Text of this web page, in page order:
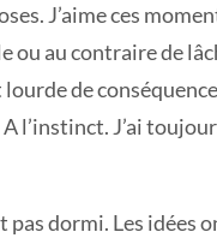
J’aime ces
ou au contraire de
de
l’instinct. J’ai
pas dormi. Les idées